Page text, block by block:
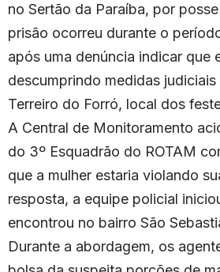
no Sertão da Paraíba, por
prisão ocorreu durante o
após uma denúncia indicar que
descumprindo medidas
Terreiro do Forró, local dos
A Central de Monitoramento
do 3º Esquadrão do ROTAM
que a mulher estaria violando
resposta, a equipe policial
encontrou no bairro São
Durante a abordagem, os